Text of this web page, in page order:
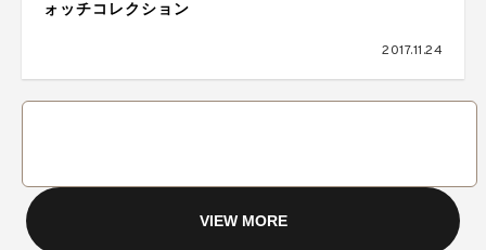
ォッチコレクション
2017.11.24
VIEW MORE